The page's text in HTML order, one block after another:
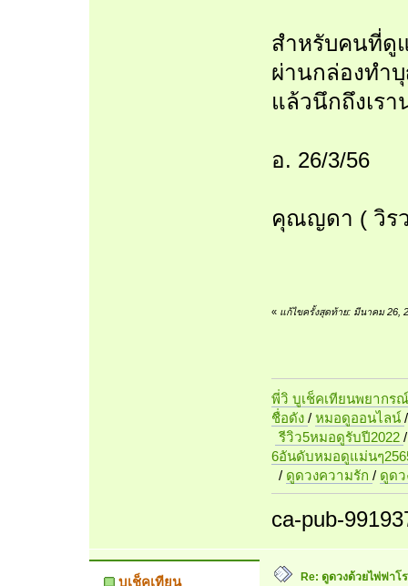
สำหรับคนที่ดู
ผ่านกล่องทำ
แล้วนึกถึงเรา
อ. 26/3/56
คุณญดา ( วิร
« แก้ไขครั้งสุดท้าย: มีนาคม 26,
พี่วิ บูเช็คเทียนพยากร
ชื่อดัง / หมอดูออนไลน์
รีวิว5หมอดูรับปี2022
6อันดับหมอดูแม่นๆ
/ ดูดวงความรัก / ดูด
ca-pub-
บูเช็คเทียน Re: ดูดวงด้วยไพ่ฟา